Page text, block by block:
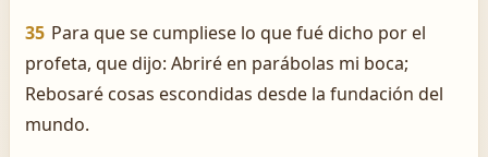
35 Para que se cumpliese lo que fué dicho por el
profeta, que dijo: Abriré en parábolas mi boca;
Rebosaré cosas escondidas desde la fundación del
mundo.